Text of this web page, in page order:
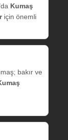
Kumaş
için önemli
bakır ve